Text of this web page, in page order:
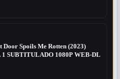
Door Spoils Me Rotten (2023)
SUBTITULADO 1080P WEB-DL